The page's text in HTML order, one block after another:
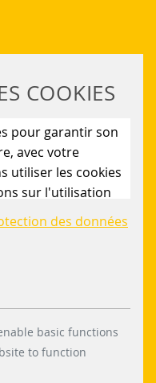
COOKIES
pour garantir son
avec votre
utiliser les cookies
sur l'utilisation
en permanence.
uniquement
refusez l'utilisation
sont strictement
sur le bouton «
l'utilisation
le bouton «
acceptez tous
des données
basic functions
to function